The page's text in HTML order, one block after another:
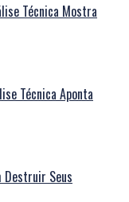
Técnica Mostra
Técnica Aponta
Destruir Seus